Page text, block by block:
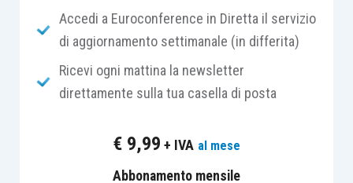
intelligenza artificiale, ponendo alcuni dei quesiti
formulati in diretta dai partecipanti e che di
seguito si ripropongono.
Accedi a Euroconference in Diretta il servizio
di aggiornamento settimanale (in differita)
Ricevi ogni mattina la newsletter
direttamente sulla tua casella di posta
€ 9,99 + IVA al mese
Abbonamento mensile